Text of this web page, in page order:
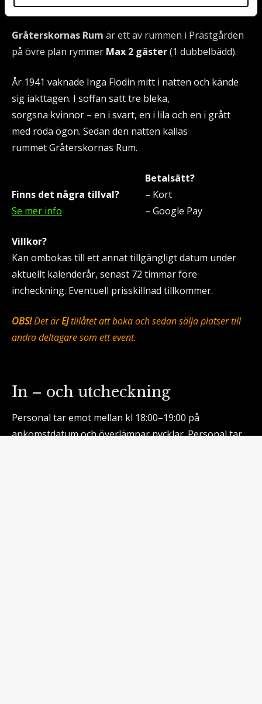
Gråterskornas Rum är ett av rummen i Prästgården
på övre plan rymmer Max 2 gäster(1 dubbelbädd).
År 1941 vaknade Inga Flodin mitt i natten och kände
sig iakttagen. I soffan satt tre bleka,
sorgsna kvinnor – en i svart, en i lila och en i grått
med röda ögon. Sedan den natten kallas
rummet Gråterskornas Rum.
Finns det några tillval?
Se mer info
Betalsätt?
– Kort
– Google Pay
Villkor?
Kan ombokas till ett annat tillgängligt datum under
aktuellt kalenderår, senast 72 timmar före
incheckning. Eventuell prisskillnad tillkommer.
OBS!Det ärEJtillåtet att boka och sedan sälja platser till
andra deltagare som ett event.
In – och utcheckning
Personal tar emot mellan kl 18:00–19:00 på
ankomstdatum och överlämnar nycklar. Personal tar